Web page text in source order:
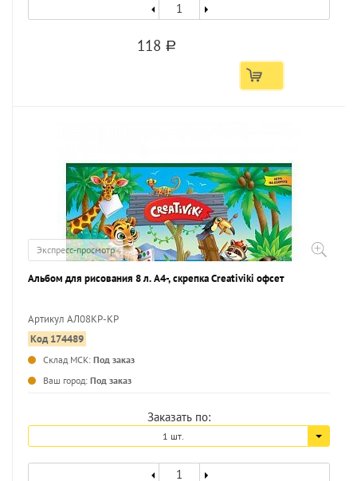
118 a
Экспресс-просмотр
Альбом для рисования 8 л. А4-, скрепка Creativiki офсет
Артикул АЛ08КР-КР
Код 174489
Склад МСК: Под заказ
Ваш город: Под заказ
Заказать по:
1 шт.